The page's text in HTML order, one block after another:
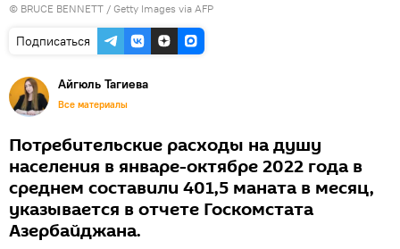
© BRUCE BENNETT / Getty Images via AFP
Подписаться
Айгюль Тагиева
Все материалы
Потребительские расходы на душу
населения в январе-октябре 2022 года в
среднем составили 401,5 маната в месяц,
указывается в отчете Госкомстата
Азербайджана.